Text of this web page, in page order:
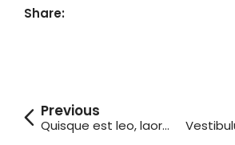
Share:
Quisque est leo, laoreet sit amet sodales